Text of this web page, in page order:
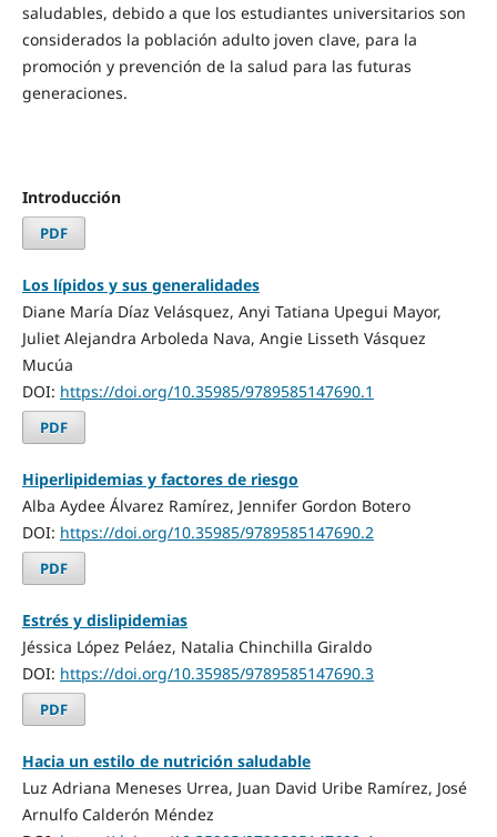
saludables, debido a que los estudiantes universitarios son
considerados la población adulto joven clave, para la
promoción y prevención de la salud para las futuras
generaciones.
Introducción
PDF
Los lípidos y sus generalidades
Diane María Díaz Velásquez, Anyi Tatiana Upegui Mayor,
Juliet Alejandra Arboleda Nava, Angie Lisseth Vásquez
Mucúa
DOI: https://doi.org/10.35985/9789585147690.1
PDF
Hiperlipidemias y factores de riesgo
Alba Aydee Álvarez Ramírez, Jennifer Gordon Botero
DOI: https://doi.org/10.35985/9789585147690.2
PDF
Estrés y dislipidemias
Jéssica López Peláez, Natalia Chinchilla Giraldo
DOI: https://doi.org/10.35985/9789585147690.3
PDF
Hacia un estilo de nutrición saludable
Luz Adriana Meneses Urrea, Juan David Uribe Ramírez, José
Arnulfo Calderón Méndez